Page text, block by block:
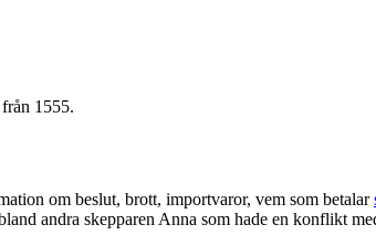
från 1555.
om beslut, brott, importvaror, vem som betalar
andra skepparen Anna som hade en konflikt